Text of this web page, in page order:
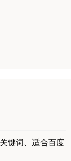
键词、适合百度